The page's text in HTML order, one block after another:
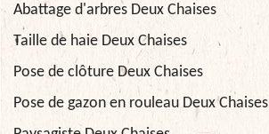
Abattage d'arbres Deux Chaises
Taille de haie Deux Chaises
Pose de clôture Deux Chaises
Pose de gazon en rouleau Deux Chaises